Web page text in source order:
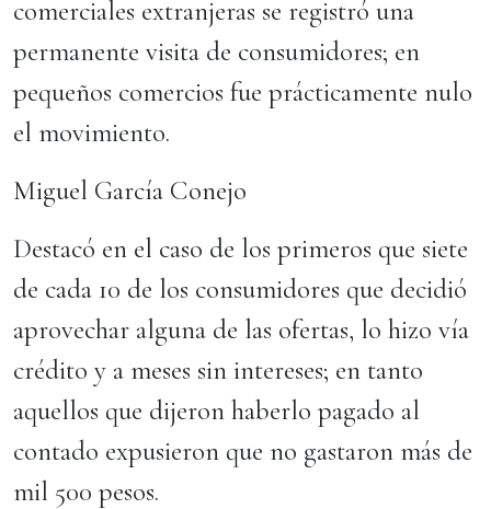
comerciales extranjeras se registró una
permanente visita de consumidores; en
pequeños comercios fue prácticamente nulo
el movimiento.
Miguel García Conejo
Destacó en el caso de los primeros que siete
de cada 10 de los consumidores que decidió
aprovechar alguna de las ofertas, lo hizo vía
crédito y a meses sin intereses; en tanto
aquellos que dijeron haberlo pagado al
contado expusieron que no gastaron más de
mil 500 pesos.